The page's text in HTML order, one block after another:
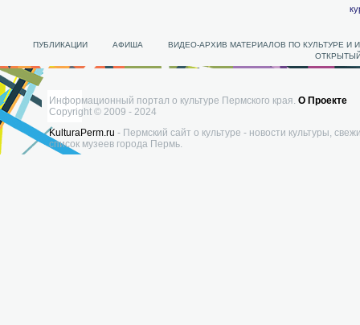
ПУБЛИКАЦИИ АФИША
ВИДЕО-АРХИВ МАТЕРИАЛОВ ПО КУЛЬТУРЕ И
Информационный портал о культуре Пермского края. О Проекте
Copyright © 2009 - 2024
KulturaPerm.ru - Пермский сайт о культуре - новости культуры,
список музеев города Пермь.